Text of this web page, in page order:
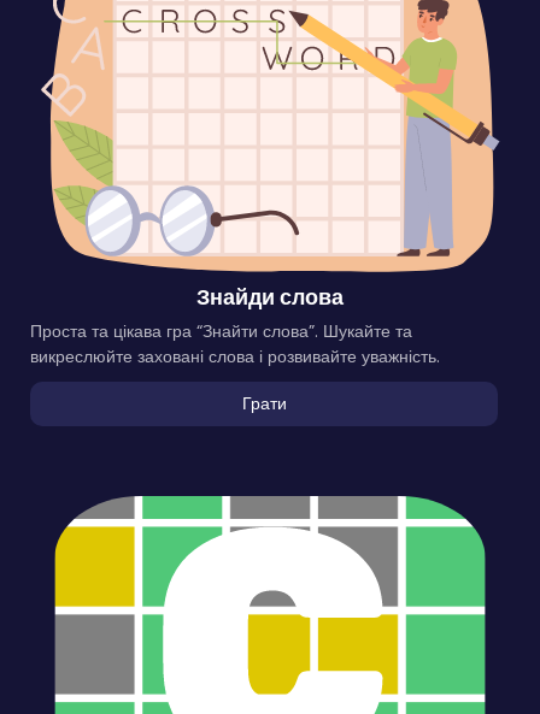
Знайди слова
Проста та цікава гра “Знайти слова”. Шукайте та
викреслюйте заховані слова і розвивайте уважність.
Грати